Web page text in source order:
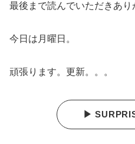
最後まで読んでいただきあり
今日は月曜日。
頑張ります。更新。。。
▶